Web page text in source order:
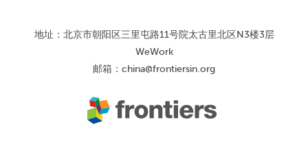
地址：北京市朝阳区三里屯路11号院太古里北区N3楼3层
WeWork
邮箱： china@frontiersin.org